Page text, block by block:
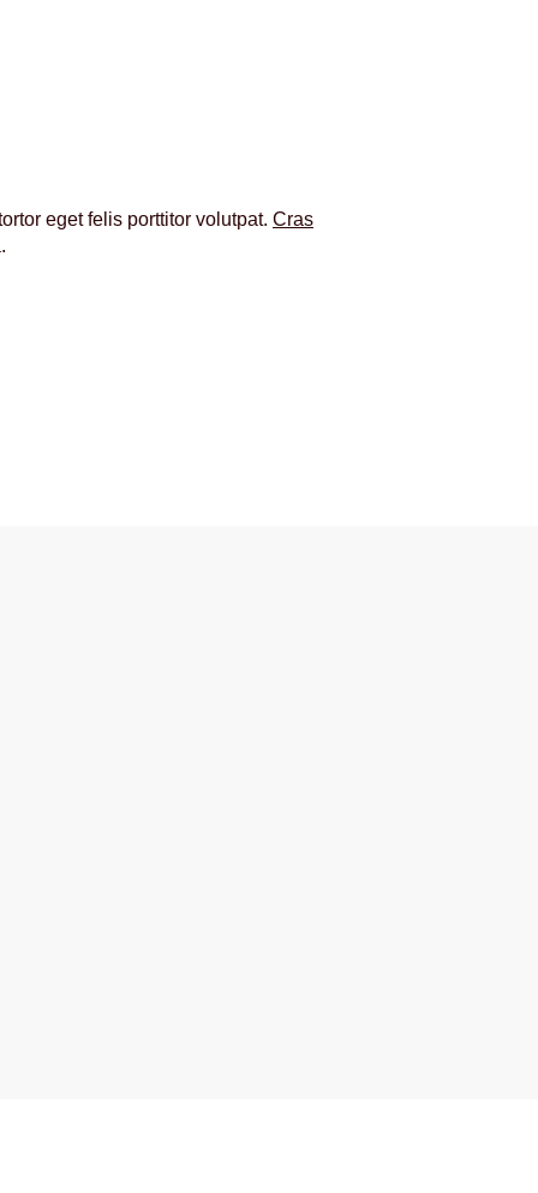
eget felis porttitor volutpat. Cras